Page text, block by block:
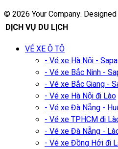
© 2026 Your Company.
DỊCH VỤ DU LỊCH
VÉ XE Ô TÔ
- Vé xe Hà Nội - Sapa
- Vé xe Bắc Ninh -
- Vé xe Bắc Giang -
- Vé xe Hà Nội đi Lào
- Vé xe Đà Nẵng -
- Vé xe TPHCM đi
- Vé xe Đà Nẵng -
- Vé xe Đồng Hới đi